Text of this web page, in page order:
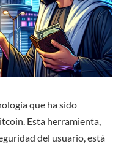
que ha sido
Esta herramienta,
del usuario, está